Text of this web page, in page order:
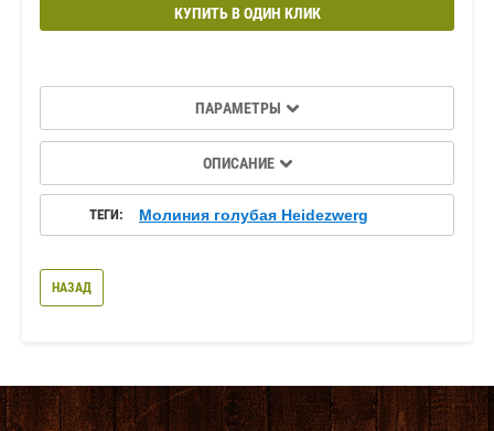
КУПИТЬ В ОДИН КЛИК
ПАРАМЕТРЫ
ОПИСАНИЕ
ТЕГИ: Молиния голубая Heidezwerg
НАЗАД